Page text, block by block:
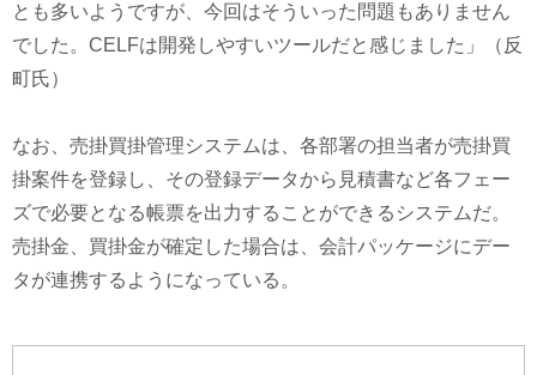
とも多いようですが、今回はそういった問題もありません
でした。CELFは開発しやすいツールだと感じました」（反
町氏）
なお、売掛買掛管理システムは、各部署の担当者が売掛買
掛案件を登録し、その登録データから見積書など各フェー
ズで必要となる帳票を出力することができるシステムだ。
売掛金、買掛金が確定した場合は、会計パッケージにデー
タが連携するようになっている。